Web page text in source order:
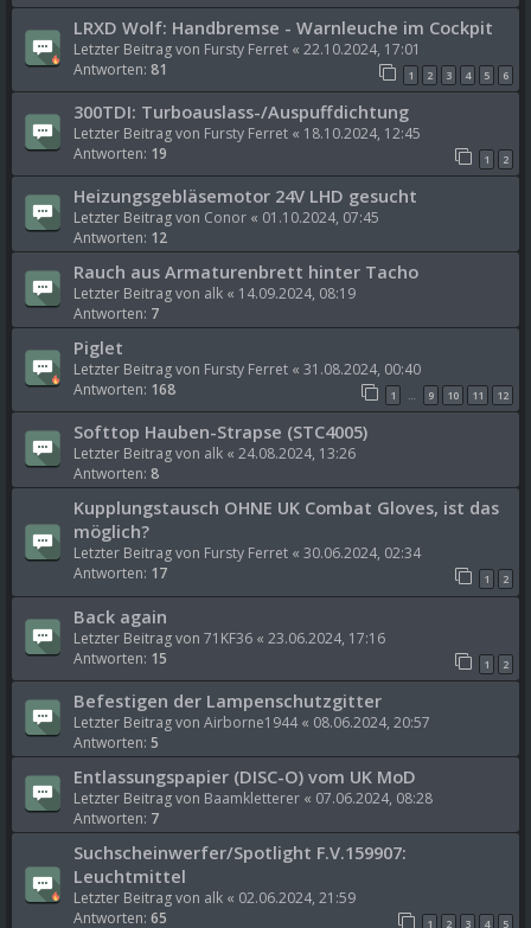
LRXD Wolf: Handbremse - Warnleuche im Cockpit
Letzter Beitrag von Fursty Ferret « 22.10.2024, 17:01
Antworten: 81 1 2 3 4 5 6
300TDI: Turboauslass-/Auspuffdichtung
Letzter Beitrag von Fursty Ferret « 18.10.2024, 12:45
Antworten: 19 1 2
Heizungsgebläsemotor 24V LHD gesucht
Letzter Beitrag von Conor « 01.10.2024, 07:45
Antworten: 12
Rauch aus Armaturenbrett hinter Tacho
Letzter Beitrag von alk « 14.09.2024, 08:19
Antworten: 7
Piglet
Letzter Beitrag von Fursty Ferret « 31.08.2024, 00:40
Antworten: 168 1 … 9 10 11 12
Softtop Hauben-Strapse (STC4005)
Letzter Beitrag von alk « 24.08.2024, 13:26
Antworten: 8
Kupplungstausch OHNE UK Combat Gloves, ist das
möglich?
Letzter Beitrag von Fursty Ferret « 30.06.2024, 02:34
Antworten: 17 1 2
Back again
Letzter Beitrag von 71KF36 « 23.06.2024, 17:16
Antworten: 15 1 2
Befestigen der Lampenschutzgitter
Letzter Beitrag von Airborne1944 « 08.06.2024, 20:57
Antworten: 5
Entlassungspapier (DISC-O) vom UK MoD
Letzter Beitrag von Baamkletterer « 07.06.2024, 08:28
Antworten: 7
Suchscheinwerfer/Spotlight F.V.159907:
Leuchtmittel
Letzter Beitrag von alk « 02.06.2024, 21:59
Antworten: 65 1 2 3 4 5